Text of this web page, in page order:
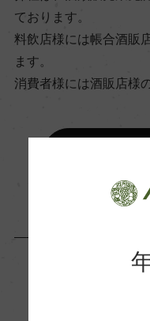
9℃
ビオ情報・認証機関
ー
ております。
料飲店様には帳合酒販
ます。
消費者様には酒販店様
この商